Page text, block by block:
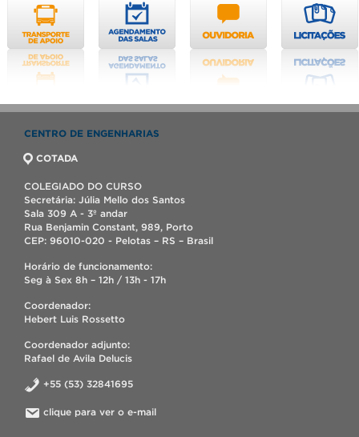
CENTRO DE ENGENHARIAS
COTADA
COLEGIADO DO CURSO
Secretária: Júlia Mello dos Santos
Sala 309 A - 3º andar
Rua Benjamin Constant, 989, Porto
CEP: 96010-020 - Pelotas – RS – Brasil
Horário de funcionamento:
Seg à Sex 8h – 12h / 13h - 17h
Coordenador:
Hebert Luis Rossetto
Coordenador adjunto:
Rafael de Avila Delucis
+55 (53) 32841695
clique para ver o e-mail